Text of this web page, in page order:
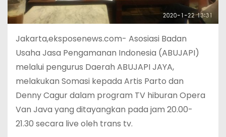
Jakarta,eksposenews.com- Asosiasi Badan
Usaha Jasa Pengamanan Indonesia (ABUJAPI)
melalui pengurus Daerah ABUJAPI JAYA,
melakukan Somasi kepada Artis Parto dan
Denny Cagur dalam program TV hiburan Opera
Van Java yang ditayangkan pada jam 20.00-
21.30 secara live oleh trans tv.